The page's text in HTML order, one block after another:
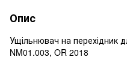
Опис
Ущільнювач на перехідник
NM01.003, OR 2018